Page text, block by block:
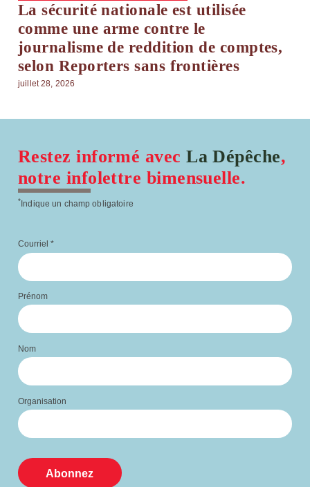
La sécurité nationale est utilisée
comme une arme contre le
journalisme de reddition de comptes,
selon Reporters sans frontières
juillet 28, 2026
Restez informé avecLa Dépêche,
notre infolettre bimensuelle.
*Indique un champ obligatoire
Courriel *
Prénom
Nom
Organisation